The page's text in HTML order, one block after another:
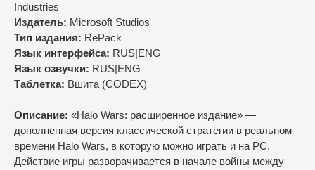
Industries
Издатель: Microsoft Studios
Тип издания: RePack
Язык интерфейса: RUS|ENG
Язык озвучки: RUS|ENG
Таблетка: Вшита (CODEX)
Описание: «Halo Wars: расширенное издание» —
дополненная версия классической стратегии в реальном
времени Halo Wars, в которую можно играть и на PC.
Действие игры разворачивается в начале войны между